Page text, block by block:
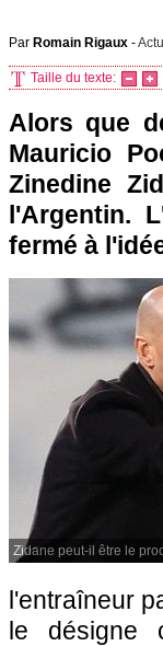
Par Romain Rigaux -
Taille du texte:
Alors que
Mauricio
Zinedine
l'Argentin.
fermé à
Zidane peut-il être le
l'entraîneur
le désigne